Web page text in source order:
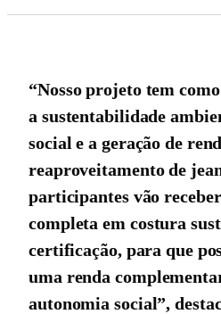
“Nosso projeto tem
a sustentabilidade
social e a geração de
reaproveitamento de
participantes vão
completa em costura
certificação, para que
uma renda
autonomia social”,